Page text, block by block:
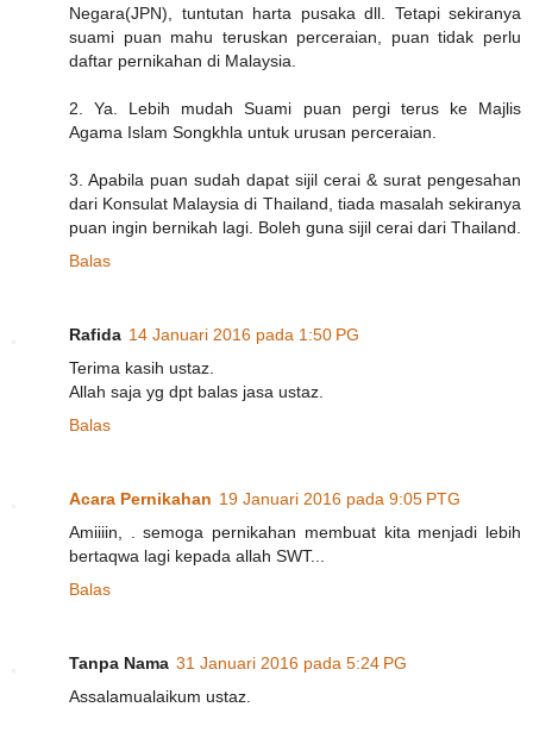
Negara(JPN), tuntutan harta pusaka dll. Tetapi sekiranya
suami puan mahu teruskan perceraian, puan tidak perlu
daftar pernikahan di Malaysia.
2. Ya. Lebih mudah Suami puan pergi terus ke Majlis
Agama Islam Songkhla untuk urusan perceraian.
3. Apabila puan sudah dapat sijil cerai & surat pengesahan
dari Konsulat Malaysia di Thailand, tiada masalah sekiranya
puan ingin bernikah lagi. Boleh guna sijil cerai dari Thailand.
Balas
Rafida 14 Januari 2016 pada 1:50 PG
Terima kasih ustaz.
Allah saja yg dpt balas jasa ustaz.
Balas
Acara Pernikahan 19 Januari 2016 pada 9:05 PTG
Amiiiin, . semoga pernikahan membuat kita menjadi lebih
bertaqwa lagi kepada allah SWT...
Balas
Tanpa Nama 31 Januari 2016 pada 5:24 PG
Assalamualaikum ustaz.